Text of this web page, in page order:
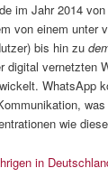
im Jahr 2014
von einem unter
bis hin zu
digital vernetzten
WhatsApp
wie
in